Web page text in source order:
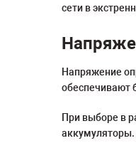
сети в
Напряжение
обеспечивают
При выборе в
аккумуляторы.